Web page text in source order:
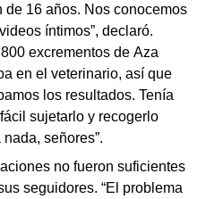
de 16 años. Nos conocemos
íntimos”, declaró.
excrementos de Aza
en el veterinario, así que
los resultados. Tenía
sujetarlo y recogerlo
señores”.
no fueron suficientes
seguidores. “El problema